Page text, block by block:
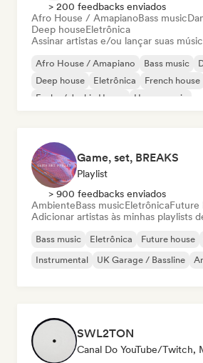
> 200 feedbacks enviados
Afro House / AmapianoBass music
Deep houseEletrônica
Assinar artistas e/ou lançar suas
Afro House / Amapiano Bass music
Deep house
Eletrônica
French house
Funky / Jackin House
House music
Game, set, BREAKS
Playlist
> 900 feedbacks enviados
AmbienteBass musicEletrônicaFuture
Adicionar artistas às minhas playlists
Bass music Eletrônica Future house
Instrumental
UK Garage / Bassline
SWL2TON
Canal Do YouTube/Twitch,